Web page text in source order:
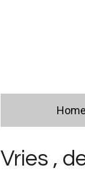
Home
Vries ,